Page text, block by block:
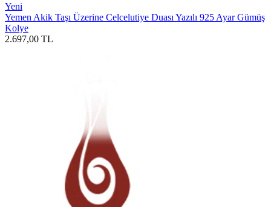
Yeni
Yemen Akik Taşı Üzerine Celcelutiye Duası Yazılı 925 Ayar Gümüş
Kolye
2.697,00 TL